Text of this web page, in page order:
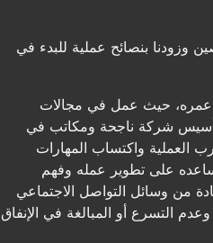
وزودنا بنصائح عملية للبدء في
عمره، حيث عمل في مجالات
تأسيس شركة ناجحة ومكاتب في
العملية واكتساب المهارات
على تطوير عمله وفهم
من وسائل التواصل الاجتماعي
التسرع أو المبالغة في الإنفاق